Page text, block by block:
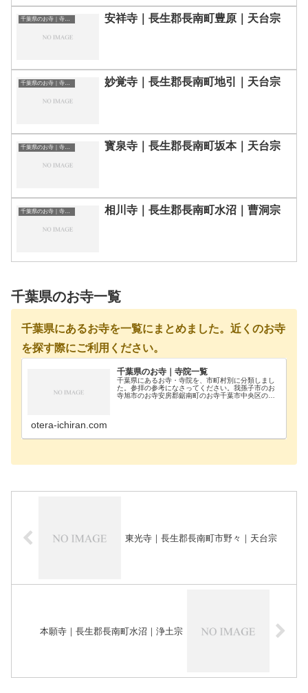
千葉県のお寺｜寺院一覧 安祥寺｜長生郡長南町豊原｜天台宗
千葉県のお寺｜寺院一覧 妙覚寺｜長生郡長南町地引｜天台宗
千葉県のお寺｜寺院一覧 寳泉寺｜長生郡長南町坂本｜天台宗
千葉県のお寺｜寺院一覧 相川寺｜長生郡長南町水沼｜曹洞宗
千葉県のお寺一覧
千葉県にあるお寺を一覧にまとめました。近くのお寺
を探す際にご利用ください。
千葉県のお寺｜寺院一覧
千葉県にあるお寺・寺院を、市町村別に分類しまし
た。参拝の参考になさってください。我孫子市のお
寺旭市のお寺安房郡鋸南町のお寺千葉市中央区のお
otera-ichiran.com
東光寺｜長生郡長南町市野々｜天台宗
本願寺｜長生郡長南町水沼｜浄土宗